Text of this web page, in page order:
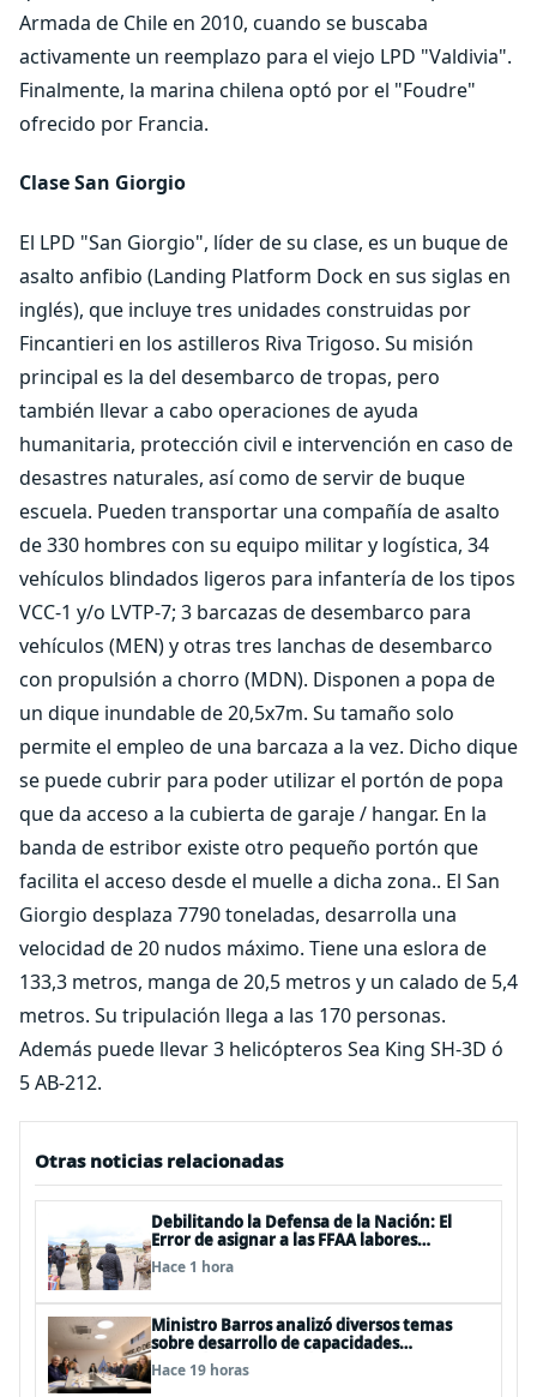
Armada de Chile en 2010, cuando se buscaba
activamente un reemplazo para el viejo LPD "Valdivia".
Finalmente, la marina chilena optó por el "Foudre"
ofrecido por Francia.
Clase San Giorgio
El LPD "San Giorgio", líder de su clase, es un buque de
asalto anfibio (Landing Platform Dock en sus siglas en
inglés), que incluye tres unidades construidas por
Fincantieri en los astilleros Riva Trigoso. Su misión
principal es la del desembarco de tropas, pero
también llevar a cabo operaciones de ayuda
humanitaria, protección civil e intervención en caso de
desastres naturales, así como de servir de buque
escuela. Pueden transportar una compañía de asalto
de 330 hombres con su equipo militar y logística, 34
vehículos blindados ligeros para infantería de los tipos
VCC-1 y/o LVTP-7; 3 barcazas de desembarco para
vehículos (MEN) y otras tres lanchas de desembarco
con propulsión a chorro (MDN). Disponen a popa de
un dique inundable de 20,5x7m. Su tamaño solo
permite el empleo de una barcaza a la vez. Dicho dique
se puede cubrir para poder utilizar el portón de popa
que da acceso a la cubierta de garaje / hangar. En la
banda de estribor existe otro pequeño portón que
facilita el acceso desde el muelle a dicha zona.. El San
Giorgio desplaza 7790 toneladas, desarrolla una
velocidad de 20 nudos máximo. Tiene una eslora de
133,3 metros, manga de 20,5 metros y un calado de 5,4
metros. Su tripulación llega a las 170 personas.
Además puede llevar 3 helicópteros Sea King SH-3D ó
5 AB-212.
Otras noticias relacionadas
Debilitando la Defensa de la Nación: El
Error de asignar a las FFAA labores
policiales
Hace 1 hora
Ministro Barros analizó diversos temas
sobre desarrollo de capacidades
estratégicas en sesión del Consejo de
Política Espacial
Hace 19 horas